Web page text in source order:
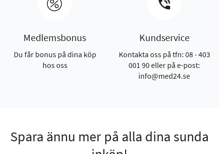
Medlemsbonus
Du får bonus på dina köp
hos oss
Kundservice
Kontakta oss på tfn: 08 - 403
001 90 eller på e-post:
info@med24.se
Spara ännu mer på alla dina sunda